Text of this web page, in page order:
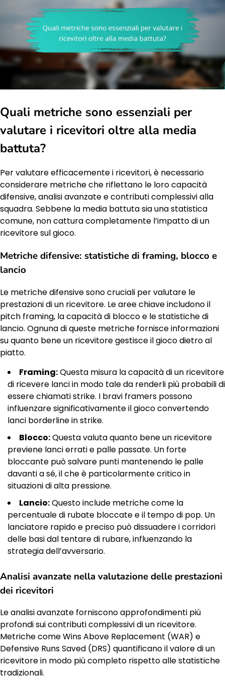
Quali metriche sono essenziali per
valutare i ricevitori oltre alla media
battuta?
Per valutare efficacemente i ricevitori, è necessario
considerare metriche che riflettano le loro capacità
difensive, analisi avanzate e contributi complessivi alla
squadra. Sebbene la media battuta sia una statistica
comune, non cattura completamente l’impatto di un
ricevitore sul gioco.
Metriche difensive: statistiche di framing, blocco e
lancio
Le metriche difensive sono cruciali per valutare le
prestazioni di un ricevitore. Le aree chiave includono il
pitch framing, la capacità di blocco e le statistiche di
lancio. Ognuna di queste metriche fornisce informazioni
su quanto bene un ricevitore gestisce il gioco dietro al
piatto.
Framing:Questa misura la capacità di un ricevitore
di ricevere lanci in modo tale da renderli più probabili di
essere chiamati strike. I bravi framers possono
influenzare significativamente il gioco convertendo
lanci borderline in strike.
Blocco:Questa valuta quanto bene un ricevitore
previene lanci errati e palle passate. Un forte
bloccante può salvare punti mantenendo le palle
davanti a sé, il che è particolarmente critico in
situazioni di alta pressione.
Lancio:Questo include metriche come la
percentuale di rubate bloccate e il tempo di pop. Un
lanciatore rapido e preciso può dissuadere i corridori
delle basi dal tentare di rubare, influenzando la
strategia dell’avversario.
Analisi avanzate nella valutazione delle prestazioni
dei ricevitori
Le analisi avanzate forniscono approfondimenti più
profondi sui contributi complessivi di un ricevitore.
Metriche come Wins Above Replacement (WAR) e
Defensive Runs Saved (DRS) quantificano il valore di un
ricevitore in modo più completo rispetto alle statistiche
tradizionali.